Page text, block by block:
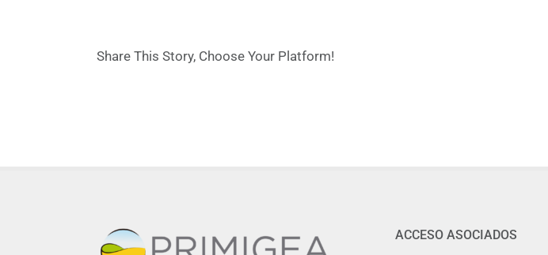
Share This Story, Choose Your Platform!
ACCESO ASOCIADOS